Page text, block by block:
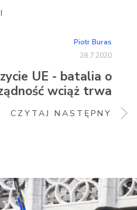
Piotr Buras
28.7.2020
UE - batalia o
wciąż trwa
CZYTAJ NASTĘPNY